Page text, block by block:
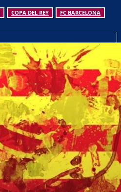
COPA DEL REY FC BARCELONA